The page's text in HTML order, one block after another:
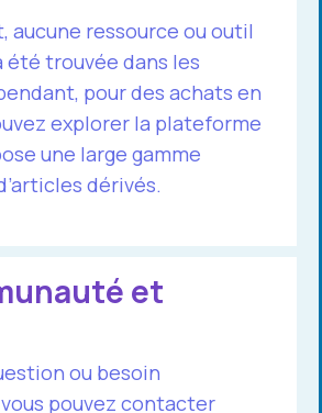
aucune ressource ou outil
été trouvée dans les
pour des achats en
explorer la plateforme
une large gamme
dérivés.
et
ou besoin
vous pouvez contacter